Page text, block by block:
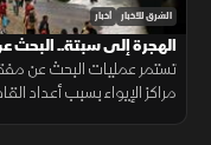
الشرق للأخبار أخبار
الهجرة إلى سبتة.. البحث
تستمر عمليات البحث عن
مراكز الإيواء بسبب أعداد